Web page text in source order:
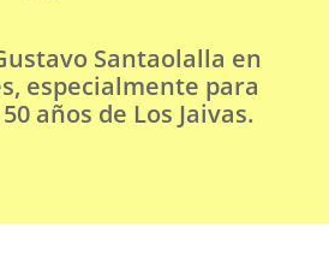
Santaolalla en
especialmente para
años de Los Jaivas.